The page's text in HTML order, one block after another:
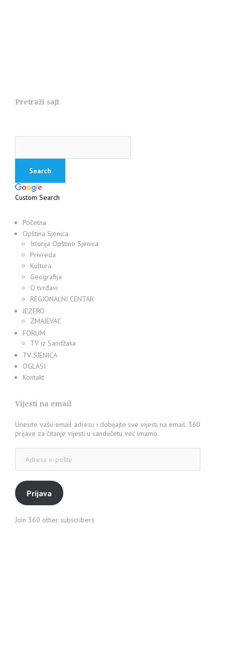
Pretraži sajt
Custom Search
Početna
Opština Sjenica
Istorija Opštine Sjenica
Privreda
Kultura
Geografija
O tvrđavi
REGIONALNI CENTAR
JEZERO
ZMAJEVAC
FORUM
TV iz Sandžaka
TV SJENICA
OGLASI
Kontakt
Vijesti na email
Unesite vašu email adresu i dobijajte sve vijesti na email. 360
prijave za čitanje vijesti u sandučetu već imamo.
pošte
Prijava
Join 360 other subscribers